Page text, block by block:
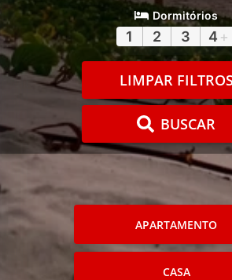
Dormitórios
1 2 3 4 +
LIMPAR FILTROS
BUSCAR
APARTAMENTO
CASA